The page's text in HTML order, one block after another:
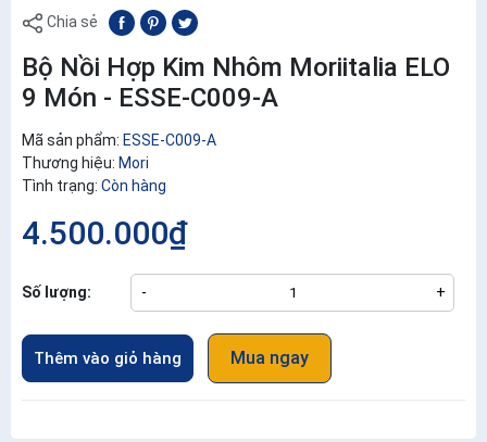
Chia sẻ
Bộ Nồi Hợp Kim Nhôm Moriitalia ELO
9 Món - ESSE-C009-A
Mã sản phẩm: ESSE-C009-A
Thương hiệu: Mori
Tình trạng: Còn hàng
4.500.000₫
Số lượng: - +
Thêm vào giỏ hàng Mua ngay